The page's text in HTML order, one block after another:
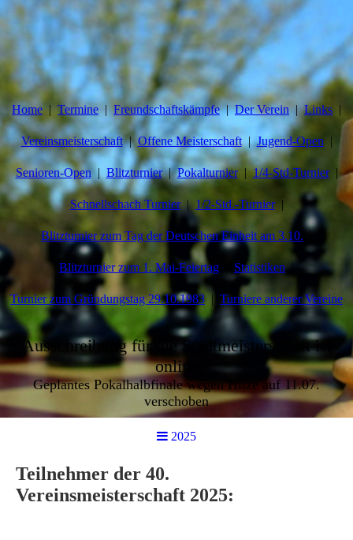
Home Termine Freundschaftskämpfe Der Verein Links
Vereinsmeisterschaft Offene Meisterschaft Jugend-Open
Senioren-Open Blitzturnier Pokalturnier 1/4-Std-Turnier
Schnellschach Turnier 1/2-Std.-Turnier
Blitzturnier zum Tag der Deutschen Einheit am 3.10.
Blitzturnier zum 1. Mai-Feiertag Statistiken
Turnier zum Gründungstag 29.10.1983 Turniere anderer Vereine
Ausschreibung für die Stadtmeisterschaft ist
online
Geplantes Pokalhalbfinale wegen Hitze auf 11.07.
verschoben
2025
Teilnehmer der 40.
Vereinsmeisterschaft 2025: